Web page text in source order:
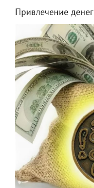
Привлечение денег